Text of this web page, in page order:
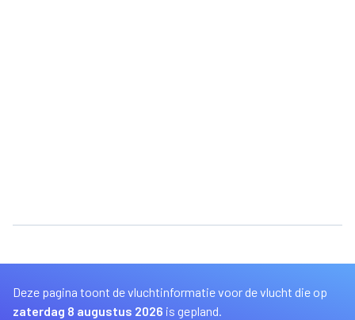
Deze pagina toont de vluchtinformatie voor de vlucht die op
zaterdag 8 augustus 2026 is gepland.